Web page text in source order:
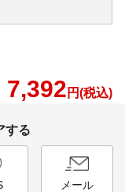
7,392 円(税込)
する
メール